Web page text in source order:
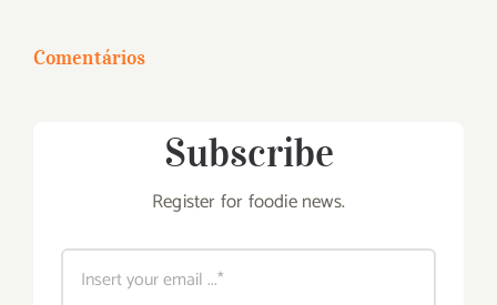
Comentários
Subscribe
Register for foodie news.